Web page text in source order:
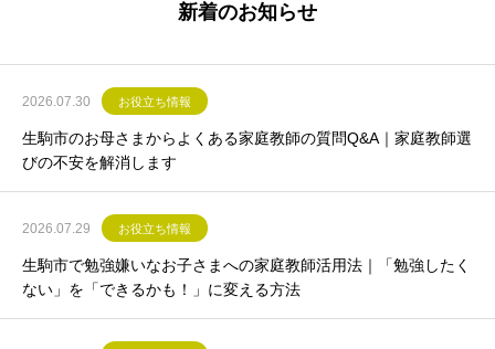
新着のお知らせ
2026.07.30 お役立ち情報
生駒市のお母さまからよくある家庭教師の質問Q&A｜家庭教師選
びの不安を解消します
2026.07.29 お役立ち情報
生駒市で勉強嫌いなお子さまへの家庭教師活用法｜「勉強したく
ない」を「できるかも！」に変える方法